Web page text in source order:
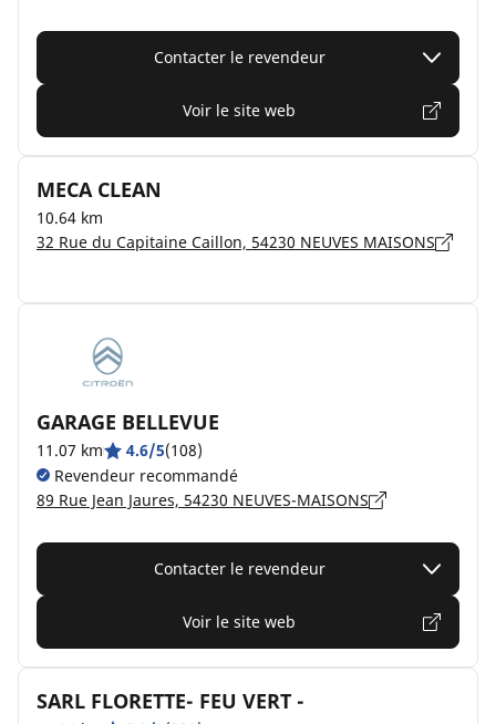
Contacter le revendeur
Voir le site web
MECA CLEAN
10.64 km
32 Rue du Capitaine Caillon, 54230 NEUVES MAISONS
GARAGE BELLEVUE
11.07 km 4.6/5(108)
Revendeur recommandé
89 Rue Jean Jaures, 54230 NEUVES-MAISONS
Contacter le revendeur
Voir le site web
SARL FLORETTE- FEU VERT -